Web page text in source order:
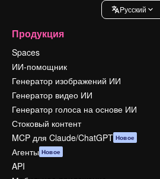
Pусский
Продукция
Spaces
ИИ-помощник
Генератор изображений ИИ
Генератор видео ИИ
Генератор голоса на основе ИИ
Стоковый контент
MCP для Claude/ChatGPT Новое
Агенты Новое
API